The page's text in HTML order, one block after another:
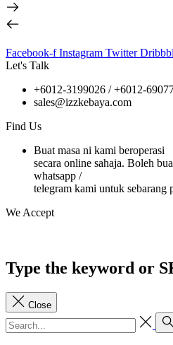
Facebook-f Instagram Twitter
Let's Talk
+6012-3199026 / +6012-
sales@izzkebaya.com
Find Us
Buat masa ni kami beroperasi
secara online sahaja. Boleh
whatsapp /
telegram kami untuk sebarang
We Accept
Type the keyword or
Close